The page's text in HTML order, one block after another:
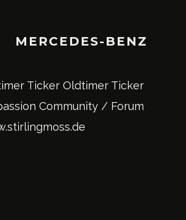
MERCEDES-BENZ
Ticker Oldtimer Ticker
Community / Forum